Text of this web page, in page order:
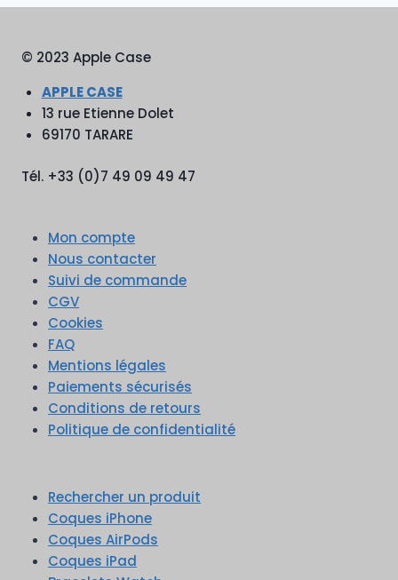
© 2023 Apple Case
APPLE CASE
13 rue Etienne Dolet
69170 TARARE
Tél. +33 (0)7 49 09 49 47
Mon compte
Nous contacter
Suivi de commande
CGV
Cookies
FAQ
Mentions légales
Paiements sécurisés
Conditions de retours
Politique de confidentialité
Rechercher un produit
Coques iPhone
Coques AirPods
Coques iPad